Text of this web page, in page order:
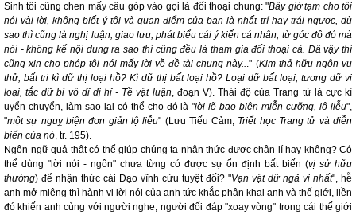
Sinh tôi cũng chen mấy câu góp vào gọi là đối thoại chung: "Bây giờ tạm cho tôi
nói vài lời, không biết ý tôi và quan điểm của bạn là nhất trí hay trái ngược, dù
sao thì cũng là nghị luận, giao lưu, phát biểu cái ý kiến cá nhân, từ góc độ đó mà
nói - không kể nội dung ra sao thì cũng đều là tham gia đối thoại cả. Đã vậy thì
cũng xin cho phép tôi nói mấy lời về đề tài chung này..." (Kim thả hữu ngôn vu
thử, bất tri kì dữ thị loại hồ? Kì dữ thị bất loại hồ? Loại dữ bất loại, tương dữ vi
loại, tắc dữ bỉ vô dĩ dị hĩ - Tề vật luận, đoạn V). Thái độ của Trang tử là cực kì
uyển chuyển, làm sao lại có thể cho đó là "lời lẽ bao biện miễn cưỡng, lộ liễu",
"một sự nguỵ biện đơn giản lộ liễu" (Lưu Tiếu Cảm, Triết học Trang tử và diễn
biến của nó, tr. 195).
Ngôn ngữ quả thật có thể giúp chúng ta nhận thức được chân lí hay không? Có
thể dùng "lời nói - ngôn" chưa từng có được sự ổn định bất biến (vị sử hữu
thường) để nhận thức cái Đạo vĩnh cửu tuyệt đối? "Vạn vật dữ ngã vi nhất", hễ
anh mở miệng thì hành vi lời nói của anh tức khắc phân khai anh và thế giới, liền
đó khiến anh cùng với người nghe, người đối đáp "xoay vòng" trong cái thế giới